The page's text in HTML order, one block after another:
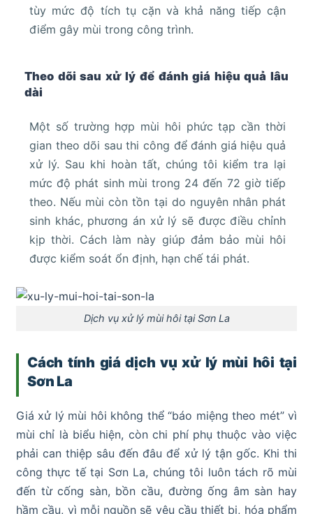
tùy mức độ tích tụ cặn và khả năng tiếp cận
điểm gây mùi trong công trình.
Theo dõi sau xử lý để đánh giá hiệu quả lâu
dài
Một số trường hợp mùi hôi phức tạp cần thời
gian theo dõi sau thi công để đánh giá hiệu quả
xử lý. Sau khi hoàn tất, chúng tôi kiểm tra lại
mức độ phát sinh mùi trong 24 đến 72 giờ tiếp
theo. Nếu mùi còn tồn tại do nguyên nhân phát
sinh khác, phương án xử lý sẽ được điều chỉnh
kịp thời. Cách làm này giúp đảm bảo mùi hôi
được kiểm soát ổn định, hạn chế tái phát.
Dịch vụ xử lý mùi hôi tại Sơn La
Cách tính giá dịch vụ xử lý mùi hôi tại
Sơn La
Giá xử lý mùi hôi không thể “báo miệng theo mét” vì
mùi chỉ là biểu hiện, còn chi phí phụ thuộc vào việc
phải can thiệp sâu đến đâu để xử lý tận gốc. Khi thi
công thực tế tại Sơn La, chúng tôi luôn tách rõ mùi
đến từ cống sàn, bồn cầu, đường ống âm sàn hay
hầm cầu, vì mỗi nguồn sẽ yêu cầu thiết bị, hóa phẩm